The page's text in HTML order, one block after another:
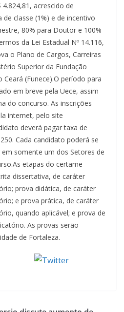
acrescido de
classe (1%) e de incentivo
80% para Doutor e 100%
da Lei Estadual Nº 14.116,
o Plano de Cargos, Carreiras
Superior da Fundação
Ceará (Funece).O período para
em breve pela Uece, assim
do concurso. As inscrições
internet, pelo site
deverá pagar taxa de
Cada candidato poderá se
somente um dos Setores de
etapas do certame
dissertativa, de caráter
prova didática, de caráter
e prova prática, de caráter
quando aplicável; e prova de
As provas serão
de Fortaleza.